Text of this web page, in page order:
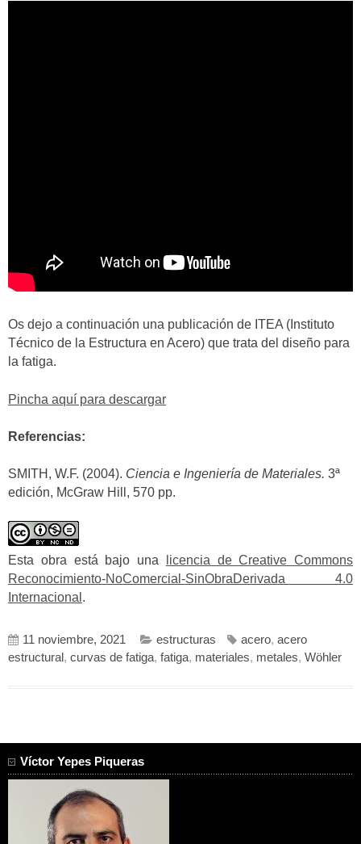
Os dejo a continuación una publicación de ITEA (Instituto
Técnico de la Estructura en Acero) que trata del diseño para
la fatiga.
Pincha aquí para descargar
Referencias:
SMITH, W.F. (2004). Ciencia e Ingeniería de Materiales. 3ª
edición, McGraw Hill, 570 pp.
Esta obra está bajo una
licencia de Creative Commons
Reconocimiento-NoComercial-SinObraDerivada 4.0
Internacional .
11 noviembre, 2021 estructuras acero, acero
estructural, curvas de fatiga, fatiga, materiales, metales, Wöhler
Víctor Yepes Piqueras